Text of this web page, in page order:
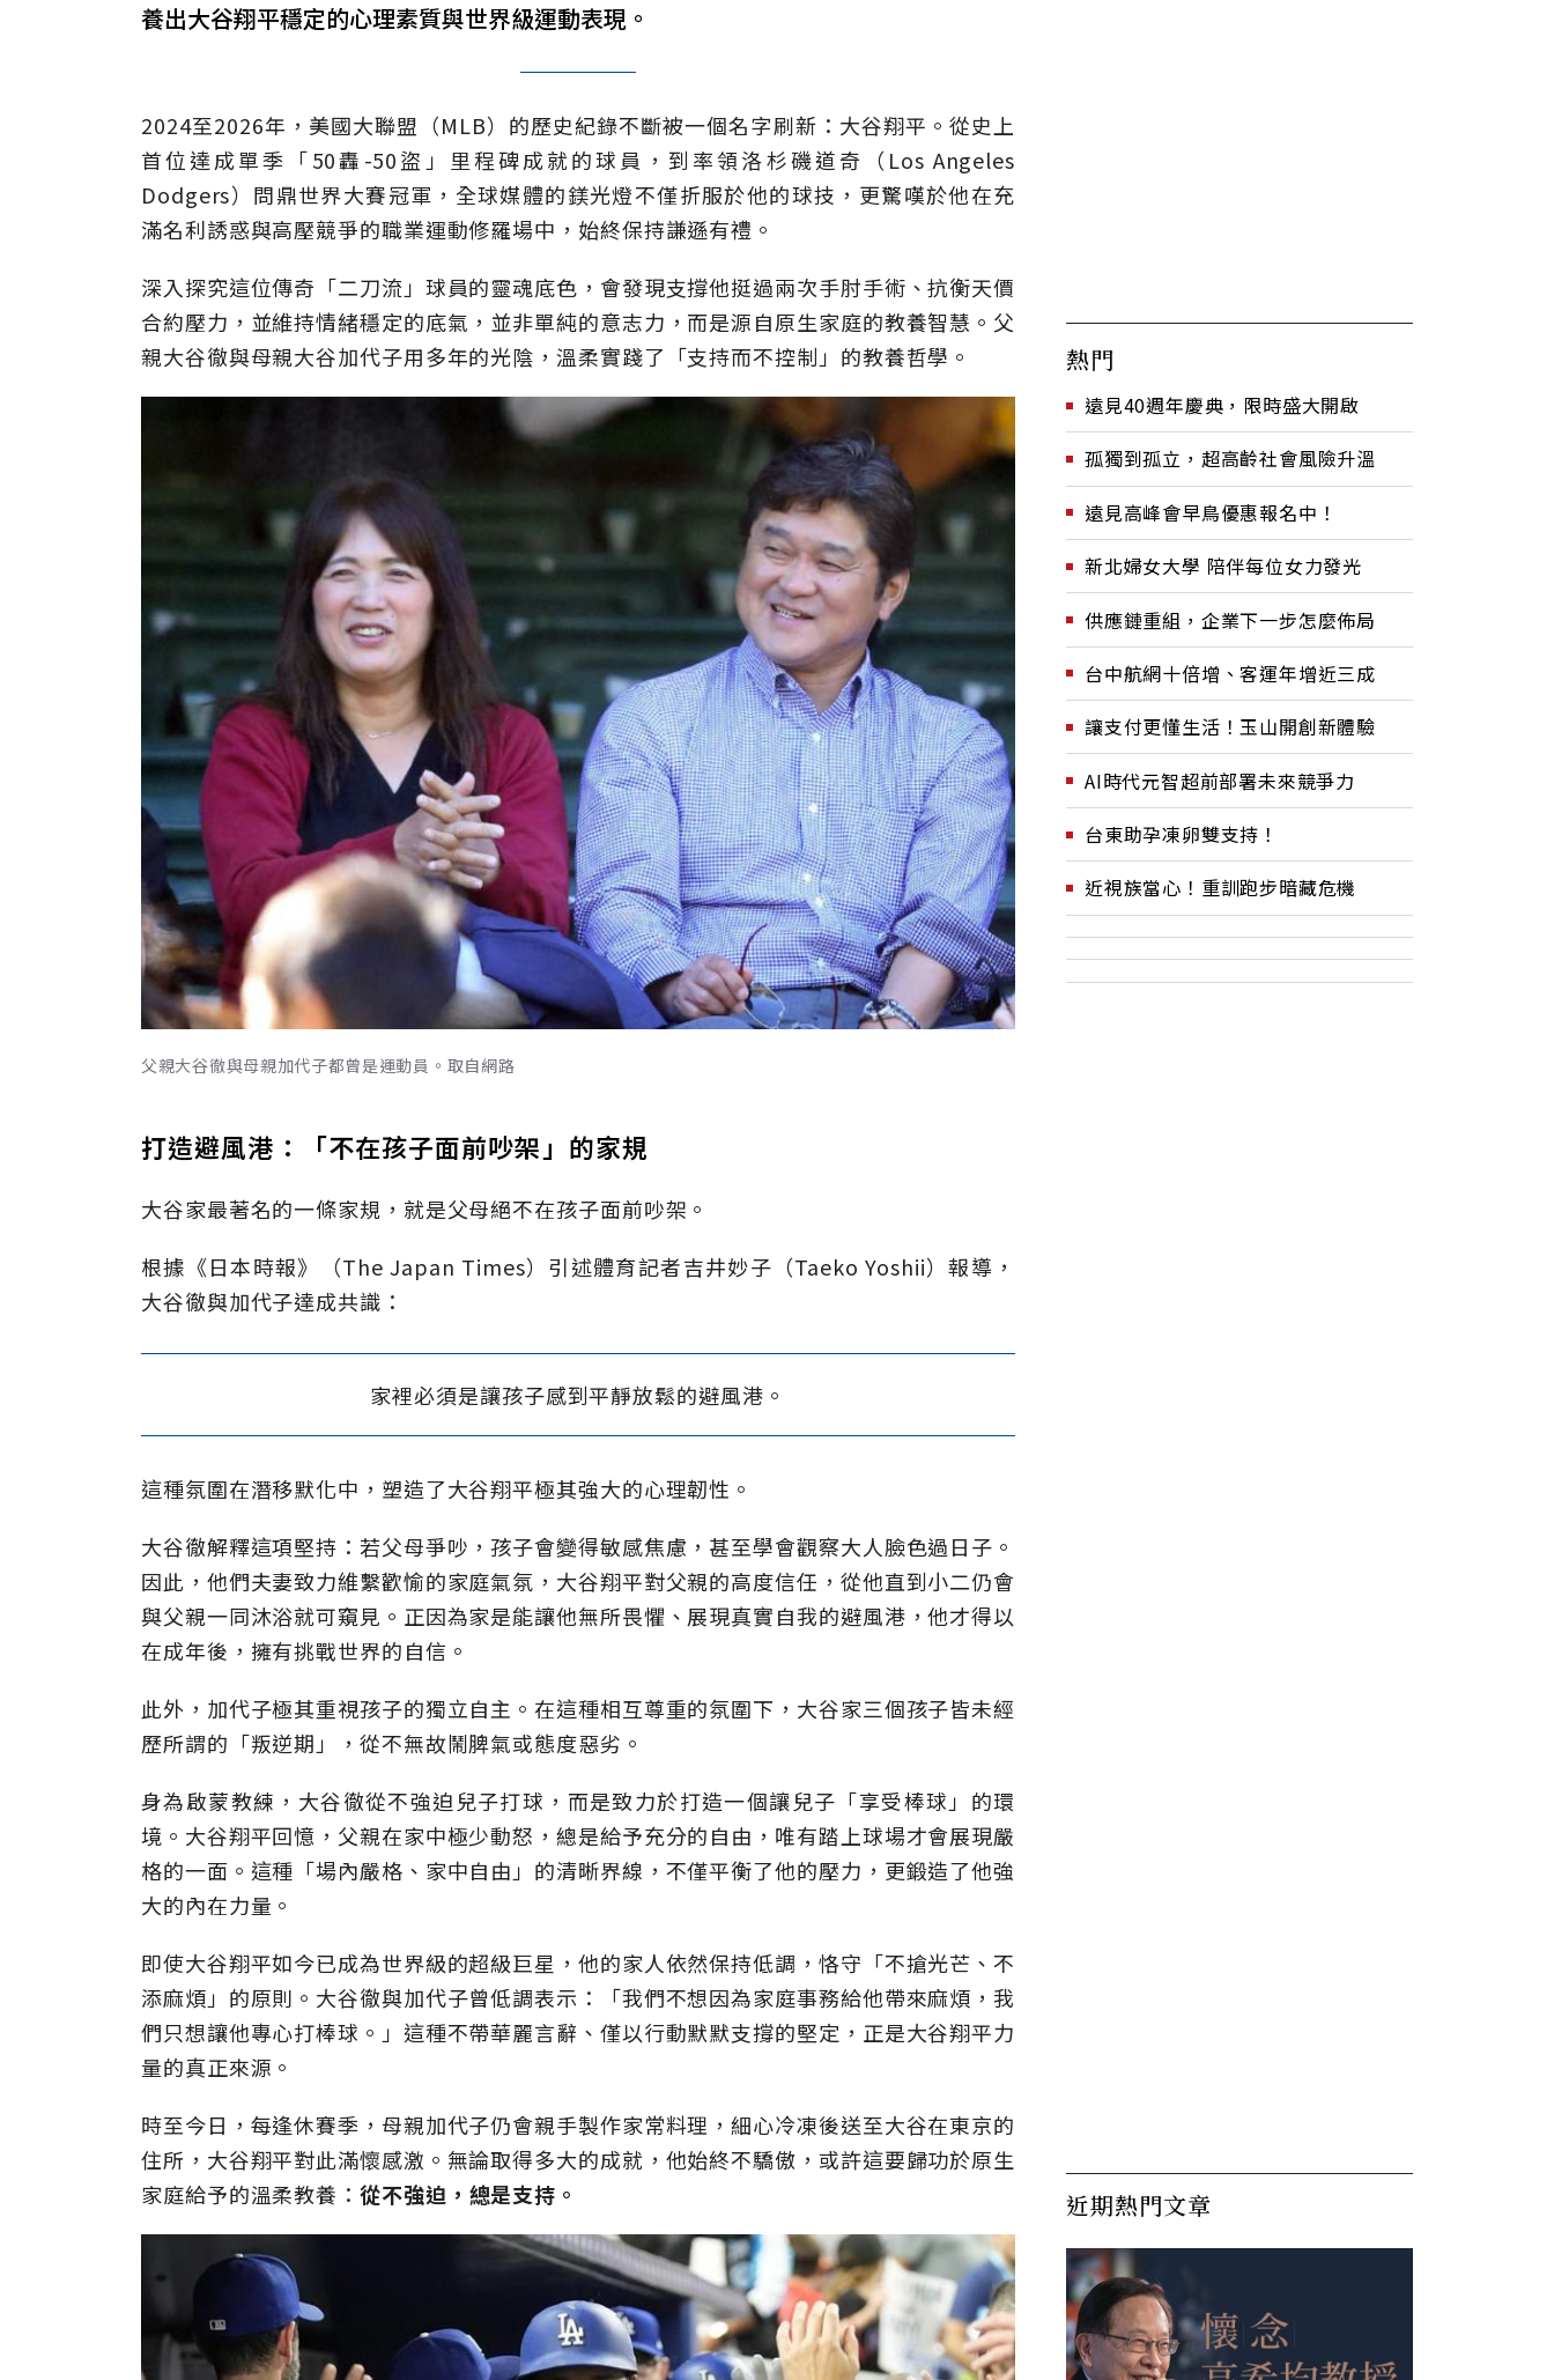
養出大谷翔平穩定的心理素質與世界級運動表現。
2024至2026年，美國大聯盟（MLB）的歷史紀錄不斷被一個名字刷新：大谷翔平。從史上
首位達成單季「50轟-50盜」里程碑成就的球員，到率領洛杉磯道奇（Los Angeles
Dodgers）問鼎世界大賽冠軍，全球媒體的鎂光燈不僅折服於他的球技，更驚嘆於他在充
滿名利誘惑與高壓競爭的職業運動修羅場中，始終保持謙遜有禮。
深入探究這位傳奇「二刀流」球員的靈魂底色，會發現支撐他挺過兩次手肘手術、抗衡天價
合約壓力，並維持情緒穩定的底氣，並非單純的意志力，而是源自原生家庭的教養智慧。父
親大谷徹與母親大谷加代子用多年的光陰，溫柔實踐了「支持而不控制」的教養哲學。
父親大谷徹與母親加代子都曾是運動員。取自網路
打造避風港：「不在孩子面前吵架」的家規
大谷家最著名的一條家規，就是父母絕不在孩子面前吵架。
根據《日本時報》（The Japan Times）引述體育記者吉井妙子（Taeko Yoshii）報導，
大谷徹與加代子達成共識：
家裡必須是讓孩子感到平靜放鬆的避風港。
這種氛圍在潛移默化中，塑造了大谷翔平極其強大的心理韌性。
大谷徹解釋這項堅持：若父母爭吵，孩子會變得敏感焦慮，甚至學會觀察大人臉色過日子。
因此，他們夫妻致力維繫歡愉的家庭氣氛，大谷翔平對父親的高度信任，從他直到小二仍會
與父親一同沐浴就可窺見。正因為家是能讓他無所畏懼、展現真實自我的避風港，他才得以
在成年後，擁有挑戰世界的自信。
此外，加代子極其重視孩子的獨立自主。在這種相互尊重的氛圍下，大谷家三個孩子皆未經
歷所謂的「叛逆期」，從不無故鬧脾氣或態度惡劣。
身為啟蒙教練，大谷徹從不強迫兒子打球，而是致力於打造一個讓兒子「享受棒球」的環
境。大谷翔平回憶，父親在家中極少動怒，總是給予充分的自由，唯有踏上球場才會展現嚴
格的一面。這種「場內嚴格、家中自由」的清晰界線，不僅平衡了他的壓力，更鍛造了他強
大的內在力量。
即使大谷翔平如今已成為世界級的超級巨星，他的家人依然保持低調，恪守「不搶光芒、不
添麻煩」的原則。大谷徹與加代子曾低調表示：「我們不想因為家庭事務給他帶來麻煩，我
們只想讓他專心打棒球。」這種不帶華麗言辭、僅以行動默默支撐的堅定，正是大谷翔平力
量的真正來源。
時至今日，每逢休賽季，母親加代子仍會親手製作家常料理，細心冷凍後送至大谷在東京的
住所，大谷翔平對此滿懷感激。無論取得多大的成就，他始終不驕傲，或許這要歸功於原生
家庭給予的溫柔教養： 從不強迫，總是支持。
熱門
遠見40週年慶典，限時盛大開啟
孤獨到孤立，超高齡社會風險升溫
遠見高峰會早鳥優惠報名中！
新北婦女大學 陪伴每位女力發光
供應鏈重組，企業下一步怎麼佈局
台中航網十倍增、客運年增近三成
讓支付更懂生活！玉山開創新體驗
AI時代元智超前部署未來競爭力
台東助孕凍卵雙支持！
近視族當心！重訓跑步暗藏危機
近期熱門文章